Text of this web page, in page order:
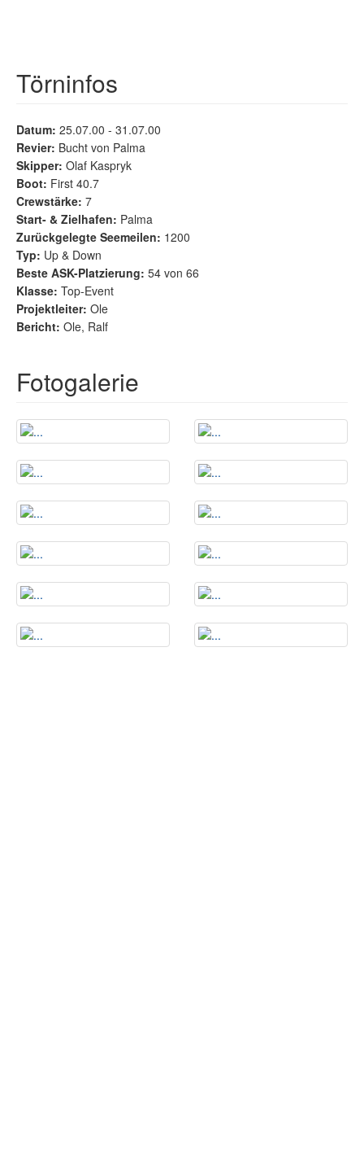
Törninfos
Datum: 25.07.00 - 31.07.00
Revier: Bucht von Palma
Skipper: Olaf Kaspryk
Boot: First 40.7
Crewstärke: 7
Start- & Zielhafen: Palma
Zurückgelegte Seemeilen: 1200
Typ: Up & Down
Beste ASK-Platzierung: 54 von 66
Klasse: Top-Event
Projektleiter: Ole
Bericht: Ole, Ralf
Fotogalerie